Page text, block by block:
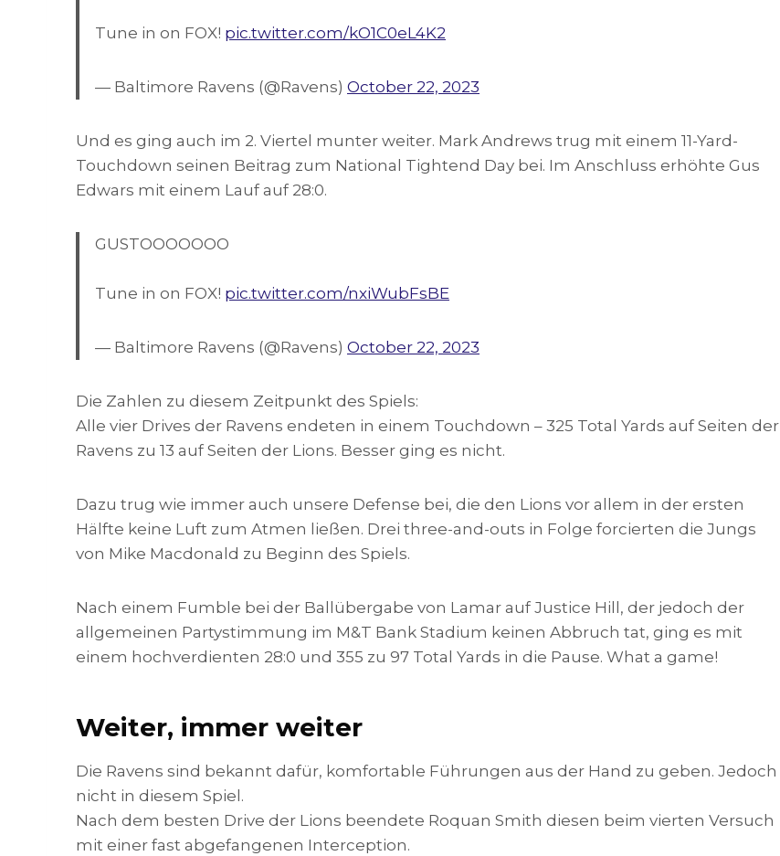
Tune in on FOX! pic.twitter.com/kO1C0eL4K2
— Baltimore Ravens (@Ravens) October 22, 2023
Und es ging auch im 2. Viertel munter weiter. Mark Andrews trug mit einem 11-Yard-
Touchdown seinen Beitrag zum National Tightend Day bei. Im Anschluss erhöhte Gus
Edwars mit einem Lauf auf 28:0.
GUSTOOOOOOO
Tune in on FOX! pic.twitter.com/nxiWubFsBE
— Baltimore Ravens (@Ravens) October 22, 2023
Die Zahlen zu diesem Zeitpunkt des Spiels:
Alle vier Drives der Ravens endeten in einem Touchdown – 325 Total Yards auf Seiten der
Ravens zu 13 auf Seiten der Lions. Besser ging es nicht.
Dazu trug wie immer auch unsere Defense bei, die den Lions vor allem in der ersten
Hälfte keine Luft zum Atmen ließen. Drei three-and-outs in Folge forcierten die Jungs
von Mike Macdonald zu Beginn des Spiels.
Nach einem Fumble bei der Ballübergabe von Lamar auf Justice Hill, der jedoch der
allgemeinen Partystimmung im M&T Bank Stadium keinen Abbruch tat, ging es mit
einem hochverdienten 28:0 und 355 zu 97 Total Yards in die Pause. What a game!
Weiter, immer weiter
Die Ravens sind bekannt dafür, komfortable Führungen aus der Hand zu geben. Jedoch
nicht in diesem Spiel.
Nach dem besten Drive der Lions beendete Roquan Smith diesen beim vierten Versuch
mit einer fast abgefangenen Interception.